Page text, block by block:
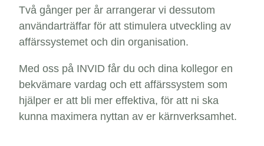
Två gånger per år arrangerar vi dessutom
användarträffar för att stimulera utveckling av
affärssystemet och din organisation.
Med oss på INVID får du och dina kollegor en
bekvämare vardag och ett affärssystem som
hjälper er att bli mer effektiva, för att ni ska
kunna maximera nyttan av er kärnverksamhet.